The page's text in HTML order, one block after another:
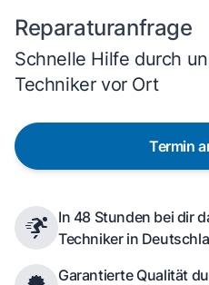
Reparaturanfrage
Schnelle Hilfe durch
Techniker vor Ort
Termin
In 48 Stunden bei dir
Techniker in
Garantierte Qualität